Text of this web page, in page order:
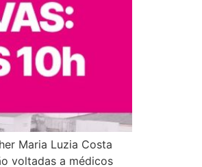
Maria Luzia Costa
voltadas a médicos